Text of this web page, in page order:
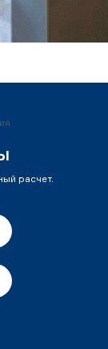
расчет.